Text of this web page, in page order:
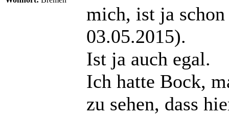
mich, ist ja
03.05.2015).
Ist ja auch egal.
Ich hatte Bock,
zu sehen, dass